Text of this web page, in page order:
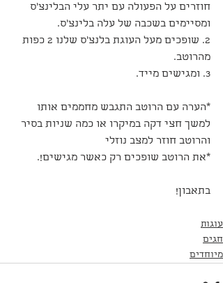
חוזרים על הפעולה עם יתר עלי הבלינצ'ס
ומסיימים בשכבה של עלה בלינצ'ס.
2. שופכים מעל העוגת בלנצ'ס שלנו 2 כפות
מהרוטב.
3. ומגישים מייד.
*הערה עם הרוטב התגבש מחממים אותו
למשך חצי דקה במיקרו או כמה שניות בסיר
והרוטב חוזר למצב נוזלי
*את הרוטב שופכים רק כאשר מגישים!.
בתאבון!
עוגות
חגים
מיוחדים